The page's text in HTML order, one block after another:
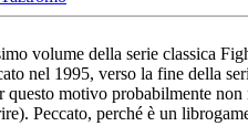
volume della serie classica
nel 1995, verso la fine della
motivo probabilmente
Peccato, perché è un